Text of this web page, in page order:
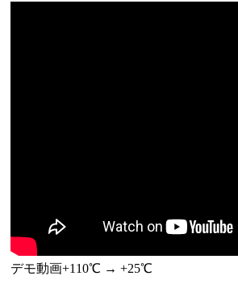
デモ動画+110℃ → +25℃